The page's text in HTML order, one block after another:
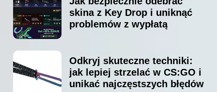
skina z Key Drop i uniknąć
problemów z wypłatą
Odkryj skuteczne techniki:
jak lepiej strzelać w CS:GO i
unikać najczęstszych błędów